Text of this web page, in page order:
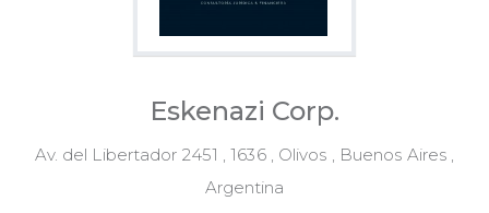
Eskenazi Corp.
Av. del Libertador 2451 , 1636 , Olivos , Buenos Aires ,
Argentina